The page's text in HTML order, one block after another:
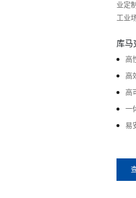
业定
工业
库马
高
高
高
一
易